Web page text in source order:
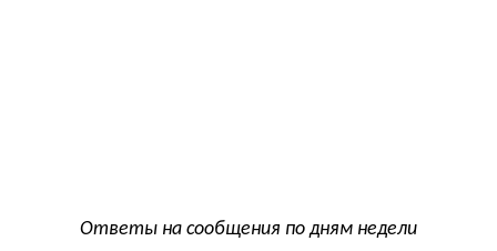
Ответы на сообщения по дням недели